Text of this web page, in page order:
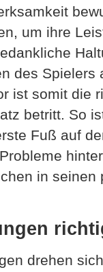
um ihre
des Spielers
ist somit die
betritt. So
Fuß auf
in seinen
drehen